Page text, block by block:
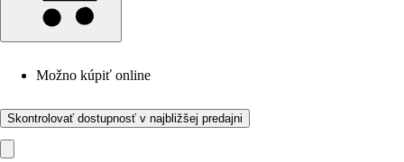
Možno kúpiť online
Skontrolovať dostupnosť v najbližšej predajni